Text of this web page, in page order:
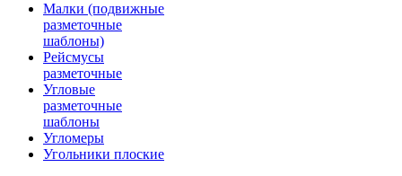
Малки (подвижные
разметочные
шаблоны)
Рейсмусы
разметочные
Угловые
разметочные
шаблоны
Угломеры
Угольники плоские